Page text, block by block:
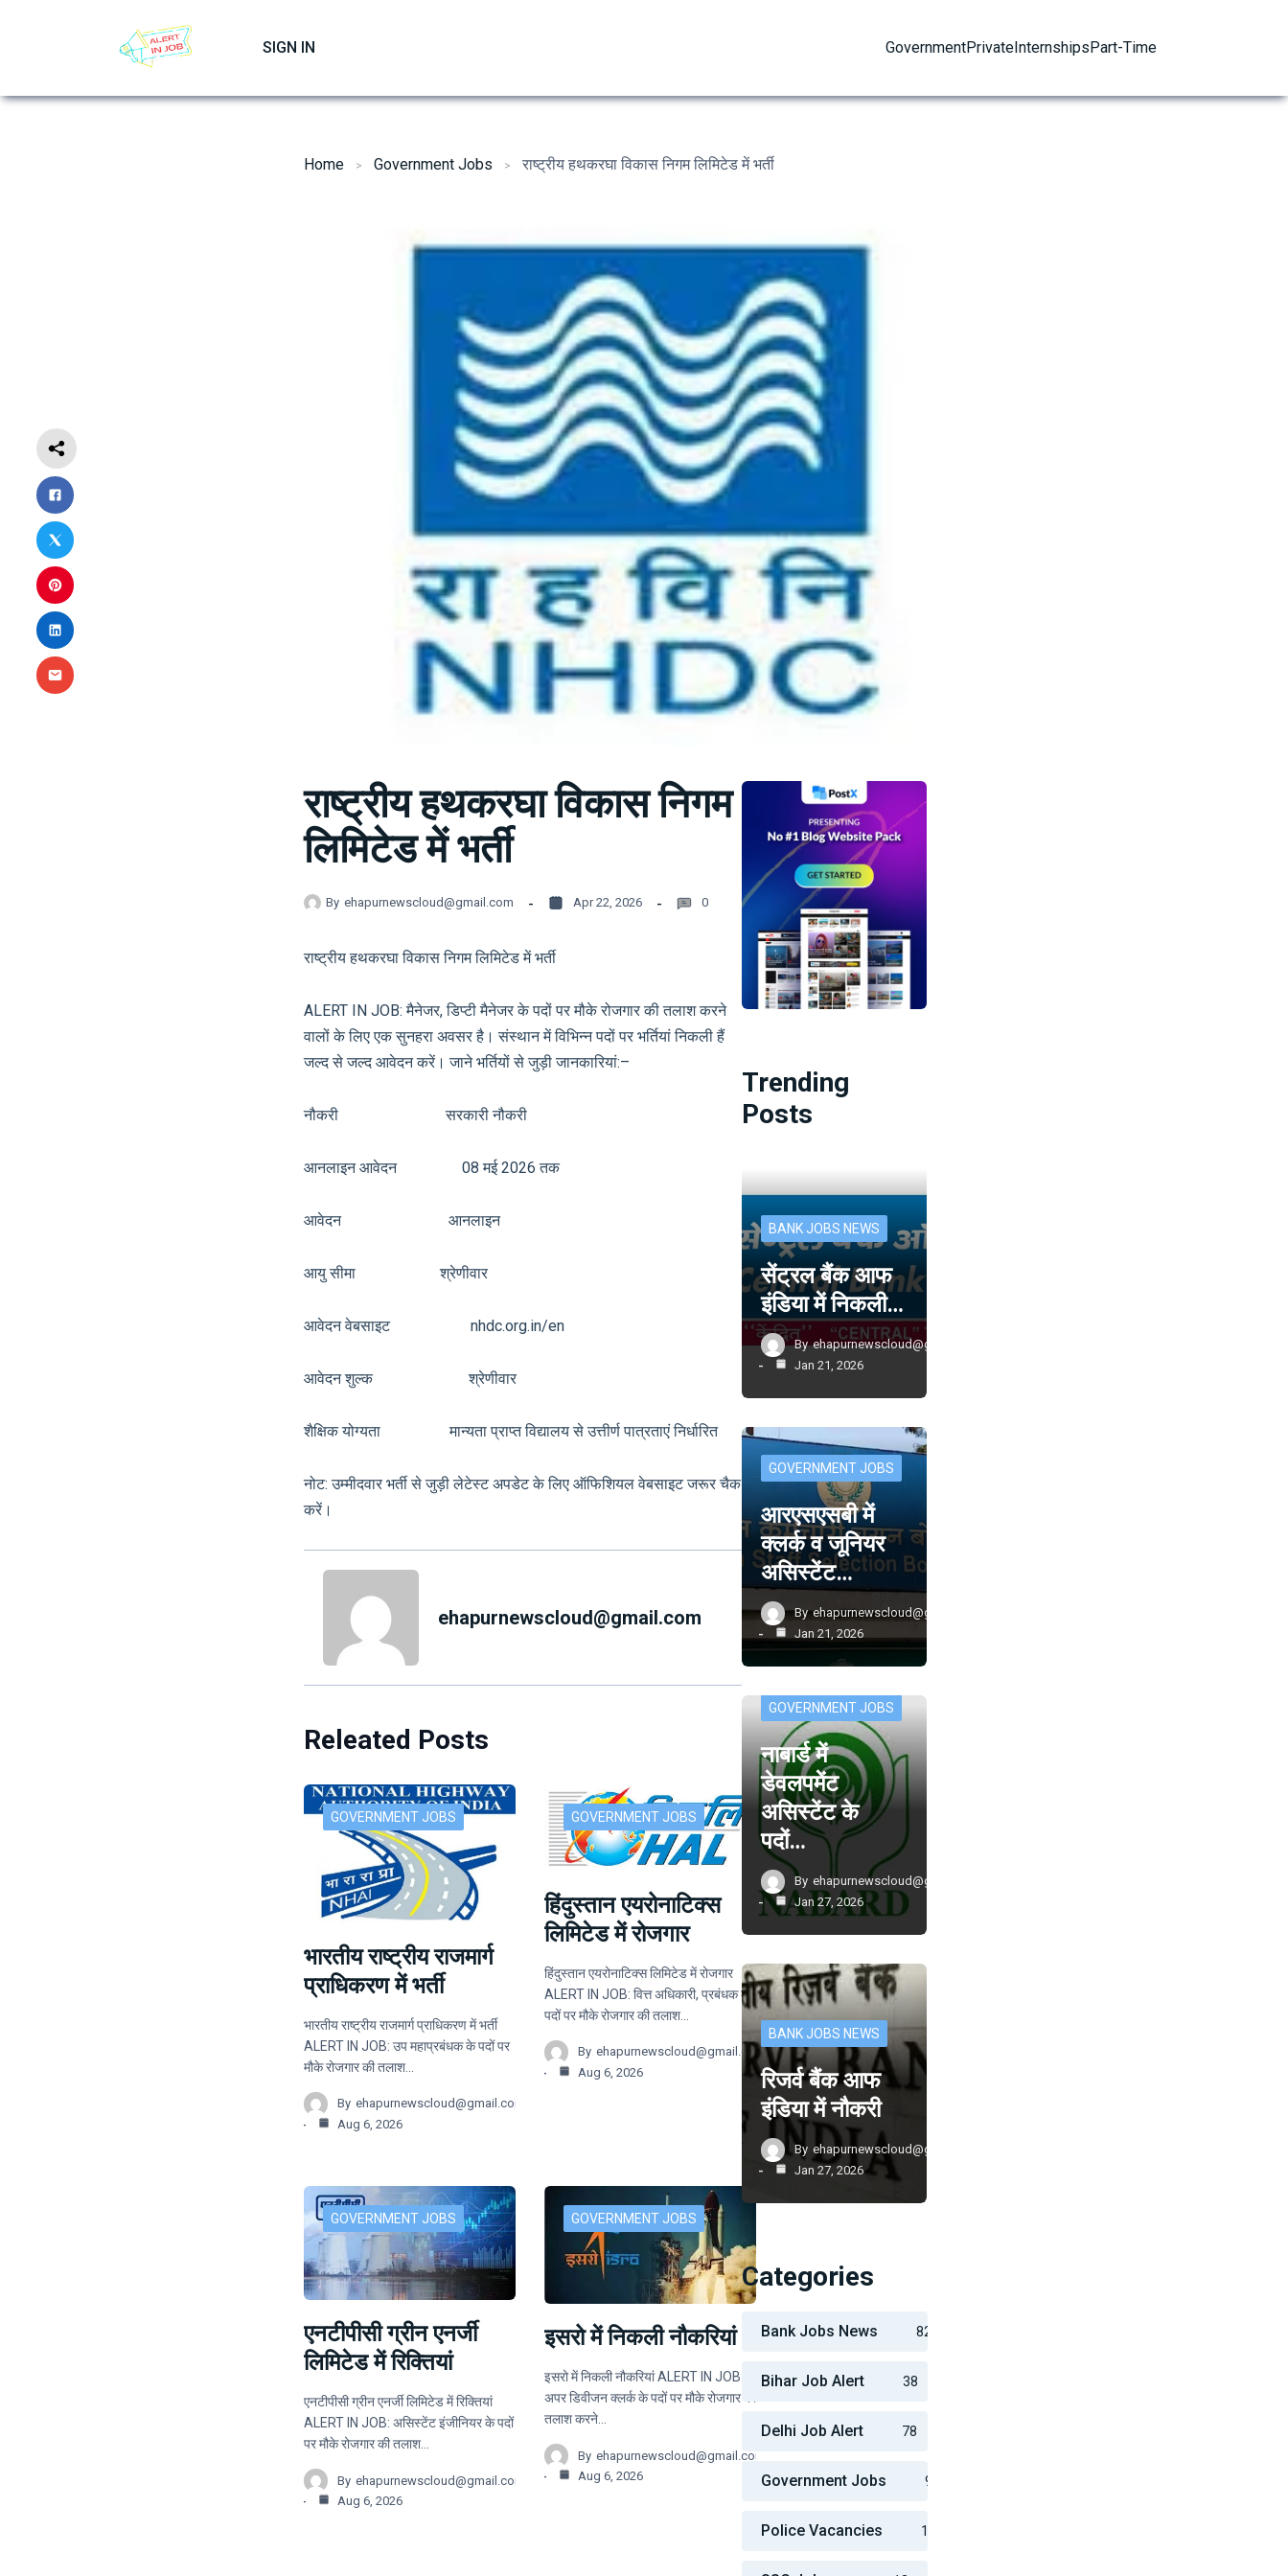
SIGN IN GovernmentPrivate Internships Part-Time
Home Government Jobs राष्ट्रीय हथकरघा विकास निगम लिमिटेड में भर्ती
राष्ट्रीय हथकरघा विकास निगम
लिमिटेड में भर्ती
By ehapurnewscloud@gmail.com Apr 22, 2026 0
राष्ट्रीय हथकरघा विकास निगम लिमिटेड में भर्ती
ALERT IN JOB: मैनेजर, डिप्टी मैनेजर के पदों पर मौके रोजगार की तलाश करने
वालों के लिए एक सुनहरा अवसर है। संस्थान में विभिन्न पदों पर भर्तियां निकली हैं
जल्द से जल्द आवेदन करें। जाने भर्तियों से जुड़ी जानकारियां:–
नौकरी सरकारी नौकरी
आनलाइन आवेदन 08 मई 2026 तक
आवेदन आनलाइन
आयु सीमा श्रेणीवार
आवेदन वेबसाइट nhdc.org.in/en
आवेदन शुल्क श्रेणीवार
शैक्षिक योग्यता मान्यता प्राप्त विद्यालय से उत्तीर्ण पात्रताएं निर्धारित
नोट: उम्मीदवार भर्ती से जुड़ी लेटेस्ट अपडेट के लिए ऑफिशियल वेबसाइट जरूर चैक
करें।
ehapurnewscloud@gmail.com
Releated Posts
GOVERNMENT JOBS
भारतीय राष्ट्रीय राजमार्ग
प्राधिकरण में भर्ती
भारतीय राष्ट्रीय राजमार्ग प्राधिकरण में भर्ती
ALERT IN JOB: उप महाप्रबंधक के पदों पर
मौके रोजगार की तलाश…
By ehapurnewscloud@gmail.com
Aug 6, 2026
GOVERNMENT JOBS
हिंदुस्तान एयरोनाटिक्स
लिमिटेड में रोजगार
हिंदुस्तान एयरोनाटिक्स लिमिटेड में रोजगार
ALERT IN JOB: वित्त अधिकारी, प्रबंधक के
पदों पर मौके रोजगार की तलाश…
By ehapurnewscloud@gmail.com
Aug 6, 2026
GOVERNMENT JOBS
एनटीपीसी ग्रीन एनर्जी
लिमिटेड में रिक्तियां
एनटीपीसी ग्रीन एनर्जी लिमिटेड में रिक्तियां
ALERT IN JOB: असिस्टेंट इंजीनियर के पदों
पर मौके रोजगार की तलाश…
By ehapurnewscloud@gmail.com
Aug 6, 2026
GOVERNMENT JOBS
इसरो में निकली नौकरियां
इसरो में निकली नौकरियां ALERT IN JOB:
अपर डिवीजन क्लर्क के पदों पर मौके रोजगार की
तलाश करने…
By ehapurnewscloud@gmail.com
Aug 6, 2026
Trending
Posts
BANK JOBS NEWS
सेंट्रल बैंक आफ
इंडिया में निकली…
By ehapurnewscloud@gmail.com
Jan 21, 2026
GOVERNMENT JOBS
आरएसएसबी में
क्लर्क व जूनियर
असिस्टेंट…
By ehapurnewscloud@gmail.com
Jan 21, 2026
GOVERNMENT JOBS
नाबार्ड में
डेवलपमेंट
असिस्टेंट के
पदों…
By ehapurnewscloud@gmail.com
Jan 27, 2026
BANK JOBS NEWS
रिजर्व बैंक आफ
इंडिया में नौकरी
By ehapurnewscloud@gmail.com
Jan 27, 2026
Categories
Bank Jobs News 82
Bihar Job Alert 38
Delhi Job Alert 78
Government Jobs 916
Police Vacancies 10